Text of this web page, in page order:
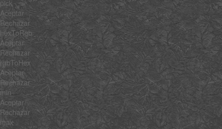
pick
Aceptar
Rechazar
hexToRgb
Aceptar
Rechazar
rgbToHex
Aceptar
Rechazar
min
Aceptar
Rechazar
max